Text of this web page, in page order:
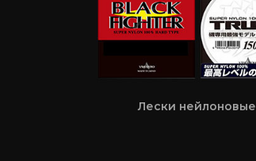
Лески нейлоновые